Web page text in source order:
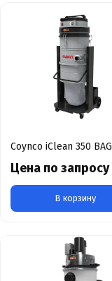
Coynco iClean 350 BAG
Цена по запросу
В корзину